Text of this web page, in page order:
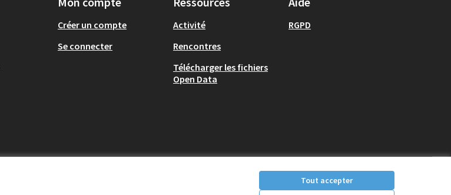
Tout accepter
Créer un compte
Se connecter
Activité
Rencontres
Télécharger les fichiers
Open Data
RGPD